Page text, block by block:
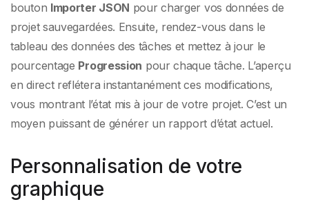
bouton Importer JSON pour charger vos données de
projet sauvegardées. Ensuite, rendez-vous dans le
tableau des données des tâches et mettez à jour le
pourcentage Progression pour chaque tâche. L’aperçu
en direct reflétera instantanément ces modifications,
vous montrant l’état mis à jour de votre projet. C’est un
moyen puissant de générer un rapport d’état actuel.
Personnalisation de votre
graphique